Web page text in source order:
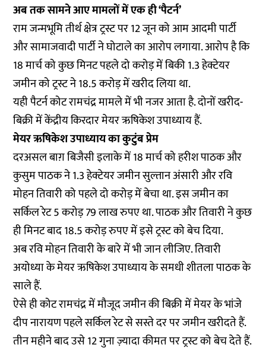
अब तक सामने आए मामलों में एक ही ‘पैटर्न’
राम जन्मभूमि तीर्थ क्षेत्र ट्रस्ट पर 12 जून को आम आदमी पार्टी
और सामाजवादी पार्टी ने घोटाले का आरोप लगाया. आरोप है कि
18 मार्च को कुछ मिनट पहले दो करोड़ में बिकी 1.3 हेक्टेयर
जमीन को ट्रस्ट ने 18.5 करोड़ में खरीद लिया था.
यही पैटर्न कोट रामचंद्र मामले में भी नजर आता है. दोनों खरीद-
बिक्री में केंद्रीय किरदार मेयर ऋषिकेश उपाध्याय हैं.
मेयर ऋषिकेश उपाध्याय का कुटुंब प्रेम
दरअसल बाग़ बिजैसी इलाके में 18 मार्च को हरीश पाठक और
कुसुम पाठक ने 1.3 हेक्टेयर जमीन सुल्तान अंसारी और रवि
मोहन तिवारी को पहले दो करोड़ में बेचा था. इस जमीन का
सर्किल रेट 5 करोड़ 79 लाख रुपए था. पाठक और तिवारी ने कुछ
ही मिनट बाद 18.5 करोड़ रुपए में इसे ट्रस्ट को बेच दिया.
अब रवि मोहन तिवारी के बारे में भी जान लीजिए. तिवारी
अयोध्या के मेयर ऋषिकेश उपाध्याय के समधी शीतला पाठक के
साले हैं.
ऐसे ही कोट रामचंद्र में मौजूद जमीन की बिक्री में मेयर के भांजे
दीप नारायण पहले सर्किल रेट से सस्ते दर पर जमीन खरीदते हैं.
तीन महीने बाद उसे 12 गुना ज़्यादा कीमत पर ट्रस्ट को बेच देते हैं.